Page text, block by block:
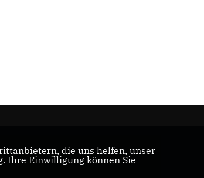
die uns helfen, unser
Ihre Einwilligung können Sie